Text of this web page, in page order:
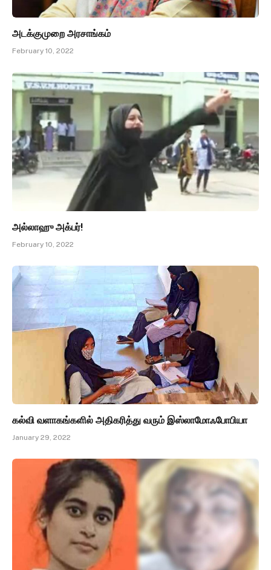
அடக்குமுறை அரசாங்கம்
February 10, 2022
அல்லாஹு அக்பர்!
February 10, 2022
கல்வி வளாகங்களில் அதிகரித்து வரும் இஸ்லாமோஃபோபியா
January 29, 2022